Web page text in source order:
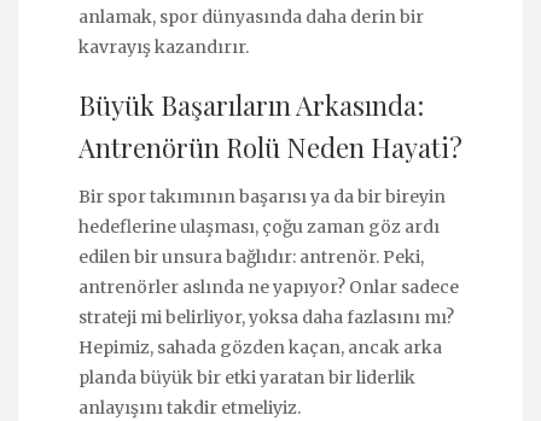
anlamak, spor dünyasında daha derin bir
kavrayış kazandırır.
Büyük Başarıların Arkasında:
Antrenörün Rolü Neden Hayati?
Bir spor takımının başarısı ya da bir bireyin
hedeflerine ulaşması, çoğu zaman göz ardı
edilen bir unsura bağlıdır: antrenör. Peki,
antrenörler aslında ne yapıyor? Onlar sadece
strateji mi belirliyor, yoksa daha fazlasını mı?
Hepimiz, sahada gözden kaçan, ancak arka
planda büyük bir etki yaratan bir liderlik
anlayışını takdir etmeliyiz.